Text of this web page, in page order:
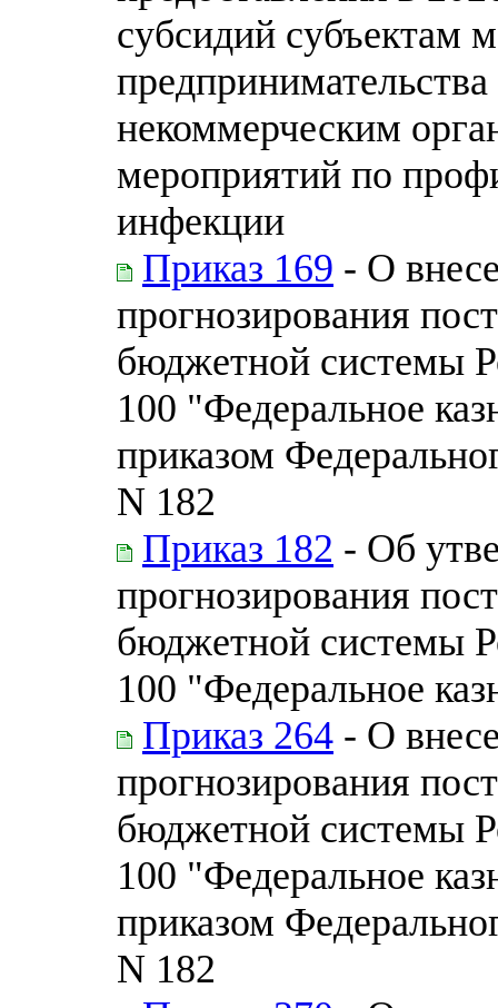
субсидий субъектам
некоммерческим
мероприятий по
инфекции
Приказ 169 - О
прогнозирования
бюджетной системы
100 "Федеральное
приказом
N 182
Приказ 182 - Об
прогнозирования
бюджетной системы
100 "Федеральное
Приказ 264 - О
прогнозирования
бюджетной системы
100 "Федеральное
приказом
N 182